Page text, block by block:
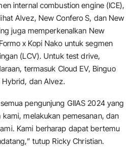
internal combustion engine (ICE),
Alvez, New Confero S, dan New
juga memperkenalkan New
x Kopi Nako untuk segmen
(LCV). Untuk test drive,
termasuk Cloud EV, Binguo
Hybrid, dan Alvez.
pengunjung GIIAS 2024 yang
melakukan pemesanan, dan
Kami berharap dapat bertemu
tutup Ricky Christian.